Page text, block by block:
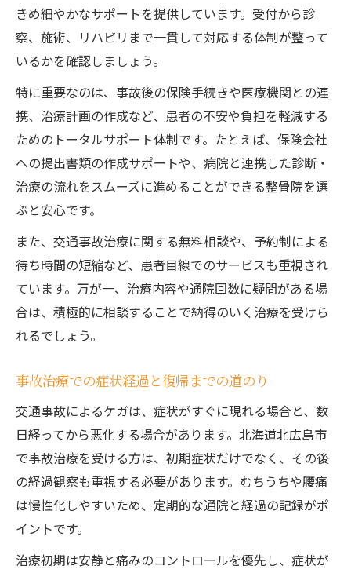
きめ細やかなサポートを提供しています。受付から診
察、施術、リハビリまで一貫して対応する体制が整って
いるかを確認しましょう。
特に重要なのは、事故後の保険手続きや医療機関との連
携、治療計画の作成など、患者の不安や負担を軽減する
ためのトータルサポート体制です。たとえば、保険会社
への提出書類の作成サポートや、病院と連携した診断・
治療の流れをスムーズに進めることができる整骨院を選
ぶと安心です。
また、交通事故治療に関する無料相談や、予約制による
待ち時間の短縮など、患者目線でのサービスも重視され
ています。万が一、治療内容や通院回数に疑問がある場
合は、積極的に相談することで納得のいく治療を受けら
れるでしょう。
事故治療での症状経過と復帰までの道のり
交通事故によるケガは、症状がすぐに現れる場合と、数
日経ってから悪化する場合があります。北海道北広島市
で事故治療を受ける方は、初期症状だけでなく、その後
の経過観察も重視する必要があります。むちうちや腰痛
は慢性化しやすいため、定期的な通院と経過の記録がポ
イントです。
治療初期は安静と痛みのコントロールを優先し、症状が